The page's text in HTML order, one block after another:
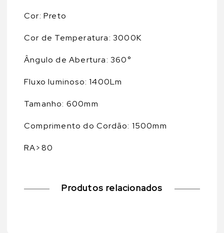
Cor: Preto
Cor de Temperatura: 3000K
Ângulo de Abertura: 360°
Fluxo luminoso: 1400Lm
Tamanho: 600mm
Comprimento do Cordão: 1500mm
RA>80
Produtos relacionados